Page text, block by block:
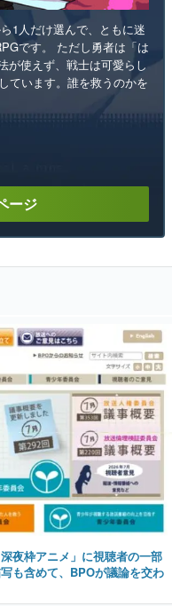
1人だけ選んで、ともに迷
です。 ただし勇者は「は
が使えず、戦士は可愛らし
ています。誰を救うのかを
ージ
夜枠アニメ」に視聴者の一部
も含めて、BPOが議論を交わ